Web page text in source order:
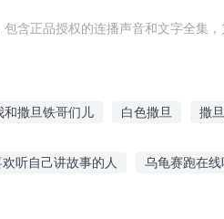
含正品授权的连播声音和文字全集
和撒旦铁哥们儿 白色撒旦 撒
听自己讲故事的人 乌龟赛跑在